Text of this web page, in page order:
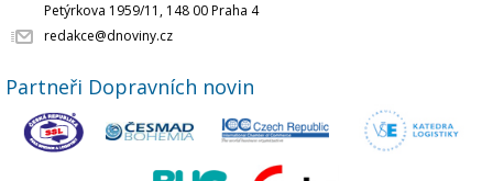
Petýrkova 1959/11, 148 00 Praha 4
redakce@dnoviny.cz
Partneři Dopravních novin